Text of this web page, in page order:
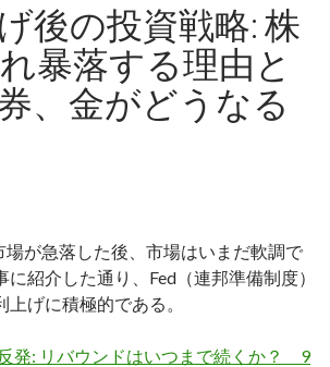
後の投資戦略: 株
暴落する理由と
、金がどうなる
場が急落した後、市場はいまだ軟調で
紹介した通り、Fed（連邦準備制度）
げに積極的である。
発: リバウンドはいつまで続くか？ 9